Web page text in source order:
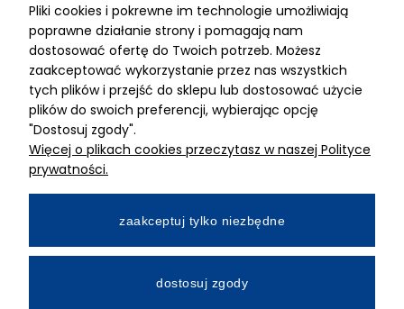
ADRES
MIMARI sp z o.o.
ul. Kurkowa 12
50-210 Wrocław
Dane rejestracyjne
NIP:8982325327
Wpłacony w całości
Numer konta bankowego
Pliki cookies i pokrewne im technologie umożliwiają
poprawne działanie strony i pomagają nam
dostosować ofertę do Twoich potrzeb. Możesz
zaakceptować wykorzystanie przez nas wszystkich
tych plików i przejść do sklepu lub dostosować użycie
plików do swoich preferencji, wybierając opcję
"Dostosuj zgody".
Więcej o plikach cookies przeczytasz w naszej Polityce
prywatności.
zaakceptuj tylko niezbędne
dostosuj zgody